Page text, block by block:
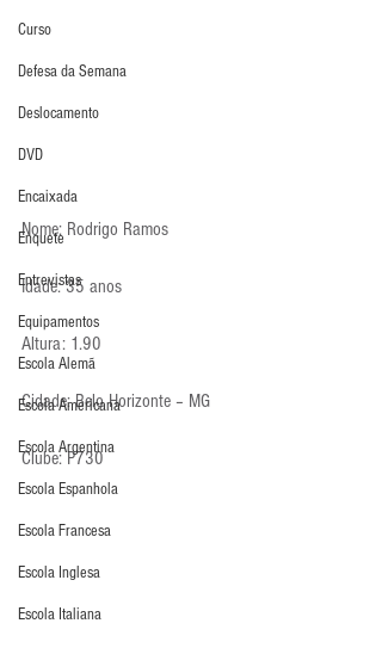
Curso
Defesa da Semana
Deslocamento
DVD
Encaixada
Enquete
Entrevistas
Equipamentos
Escola Alemã
Escola Americana
Escola Argentina
Escola Espanhola
Escola Francesa
Escola Inglesa
Escola Italiana
Nome: Rodrigo Ramos
Idade: 35 anos
Altura: 1.90
Cidade: Belo Horizonte – MG
Clube: P730